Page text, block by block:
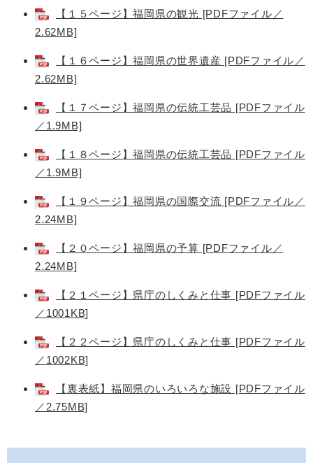
【１５ページ】福岡県の観光 [PDFファイル／
2.62MB]
【１６ページ】福岡県の世界遺産 [PDFファイル／
2.62MB]
【１７ページ】福岡県の伝統工芸品 [PDFファイル
／1.9MB]
【１８ページ】福岡県の伝統工芸品 [PDFファイル
／1.9MB]
【１９ページ】福岡県の国際交流 [PDFファイル／
2.24MB]
【２０ページ】福岡県の予算 [PDFファイル／
2.24MB]
【２１ページ】県庁のしくみと仕事 [PDFファイル
／1001KB]
【２２ページ】県庁のしくみと仕事 [PDFファイル
／1002KB]
【裏表紙】福岡県のいろいろな施設 [PDFファイル
／2.75MB]